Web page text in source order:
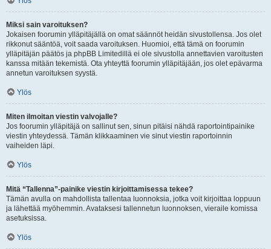
Miksi sain varoituksen?
Jokaisen foorumin ylläpitäjällä on omat säännöt heidän sivustollensa. Jos olet
rikkonut sääntöä, voit saada varoituksen. Huomioi, että tämä on foorumin
ylläpitäjän päätös ja phpBB Limitedillä ei ole sivustolla annettavien varoitusten
kanssa mitään tekemistä. Ota yhteyttä foorumin ylläpitäjään, jos olet epävarma
annetun varoituksen syystä.
Ylös
Miten ilmoitan viestin valvojalle?
Jos foorumin ylläpitäjä on sallinut sen, sinun pitäisi nähdä raportointipainike
viestin yhteydessä. Tämän klikkaaminen vie sinut viestin raportoinnin
vaiheiden läpi.
Ylös
Mitä “Tallenna”-painike viestin kirjoittamisessa tekee?
Tämän avulla on mahdollista tallentaa luonnoksia, jotka voit kirjoittaa loppuun
ja lähettää myöhemmin. Avataksesi tallennetun luonnoksen, vieraile komissa
asetuksissa.
Ylös